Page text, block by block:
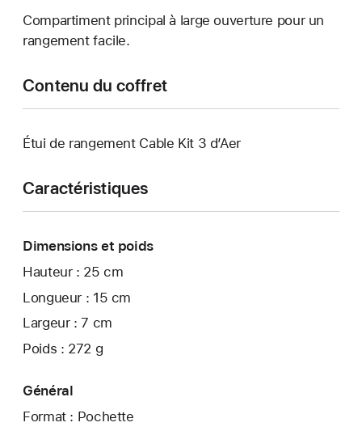
Compartiment principal à large ouverture pour un
rangement facile.
Contenu du coffret
Étui de rangement Cable Kit 3 d’Aer
Caractéristiques
Dimensions et poids
Hauteur : 25 cm
Longueur : 15 cm
Largeur : 7 cm
Poids : 272 g
Général
Format : Pochette